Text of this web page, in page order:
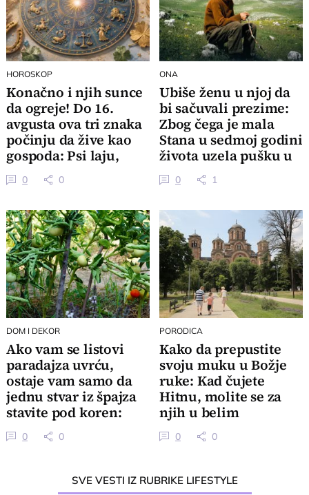
HOROSKOP
Konačno i njih sunce
da ogreje! Do 16.
avgusta ova tri znaka
počinju da žive kao
gospoda: Psi laju,
vetar nosi
0 0
ONA
Ubiše ženu u njoj da
bi sačuvali prezime:
Zbog čega je mala
Stana u sedmoj godini
života uzela pušku u
ruke
0 1
DOM I DEKOR
Ako vam se listovi
paradajza uvrću,
ostaje vam samo da
jednu stvar iz špajza
stavite pod koren:
Ima nade
0 0
PORODICA
Kako da prepustite
svoju muku u Božje
ruke: Kad čujete
Hitnu, molite se za
njih u belim
mantilima kao za
sebe
0 0
SVE VESTI IZ RUBRIKE LIFESTYLE